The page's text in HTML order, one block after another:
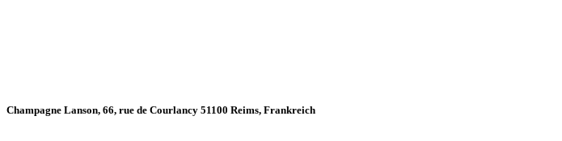
Champagne Lanson, 66, rue de Courlancy 51100 Reims, Frankreich